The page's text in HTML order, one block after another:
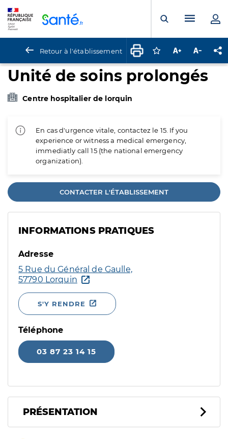
Ouvrir laMenu
Retour à l'établissement Connectez-vous
Augmenter la
Unité de soins prolongés
Centre hospitalier de lorquin
En cas d'urgence vitale, contactez le 15. If you
experience or witness a medical emergency,
immediatly call 15 (the national emergency
organization).
CONTACTER L'ÉTABLISSEMENT
INFORMATIONS PRATIQUES
Adresse
5 Rue du Général de Gaulle,
57790 Lorquin
S'Y RENDRE
Téléphone
03 87 23 14 15
PRÉSENTATION